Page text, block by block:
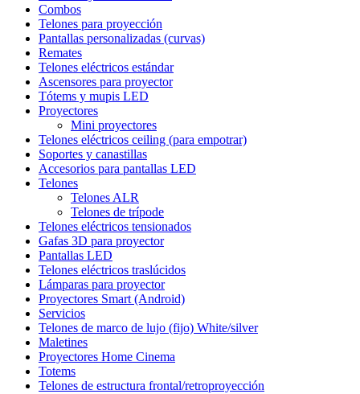
Combos
Telones para proyección
Pantallas personalizadas (curvas)
Remates
Telones eléctricos estándar
Ascensores para proyector
Tótems y mupis LED
Proyectores
Mini proyectores
Telones eléctricos ceiling (para empotrar)
Soportes y canastillas
Accesorios para pantallas LED
Telones
Telones ALR
Telones de trípode
Telones eléctricos tensionados
Gafas 3D para proyector
Pantallas LED
Telones eléctricos traslúcidos
Lámparas para proyector
Proyectores Smart (Android)
Servicios
Telones de marco de lujo (fijo) White/silver
Maletines
Proyectores Home Cinema
Totems
Telones de estructura frontal/retroproyección